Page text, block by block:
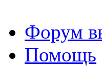
Форум
Помощь